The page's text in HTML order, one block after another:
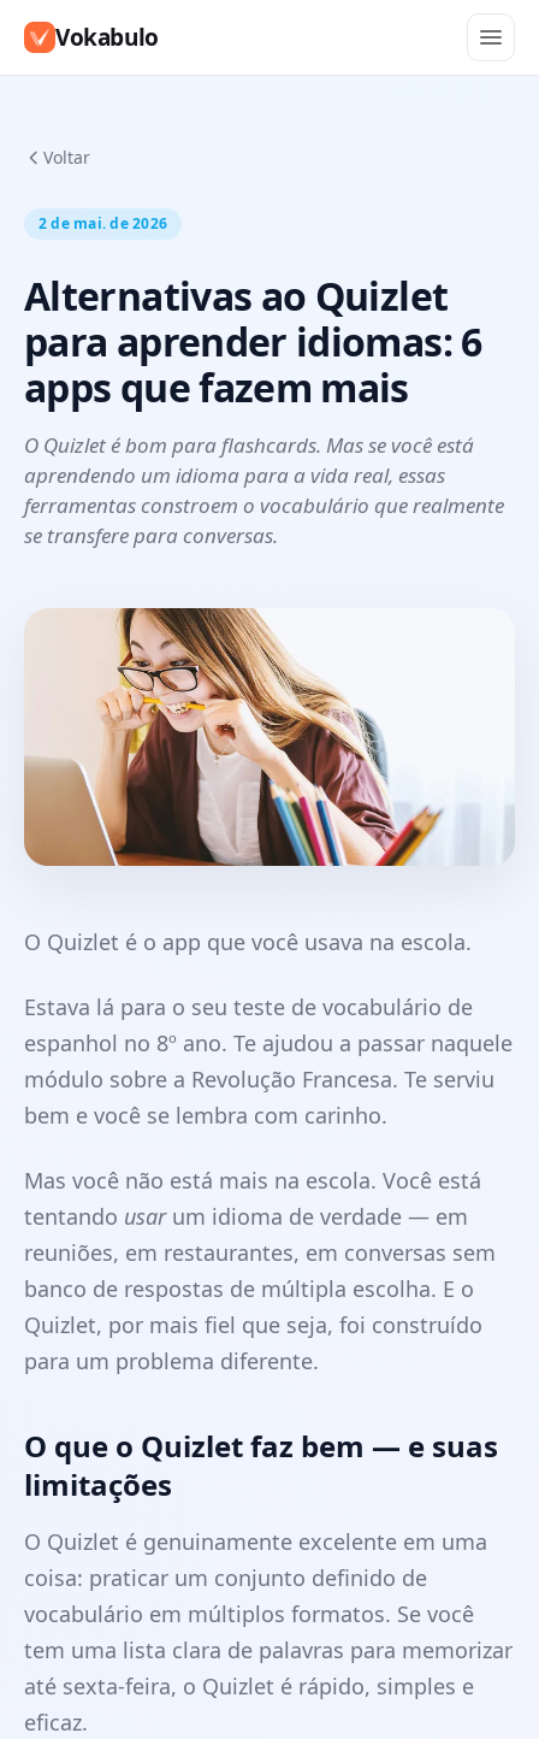
Vokabulo
Voltar
2 de mai. de 2026
Alternativas ao Quizlet
para aprender idiomas: 6
apps que fazem mais
O Quizlet é bom para flashcards. Mas se você está
aprendendo um idioma para a vida real, essas
ferramentas constroem o vocabulário que realmente
se transfere para conversas.
O Quizlet é o app que você usava na escola.
Estava lá para o seu teste de vocabulário de
espanhol no 8º ano. Te ajudou a passar naquele
módulo sobre a Revolução Francesa. Te serviu
bem e você se lembra com carinho.
Mas você não está mais na escola. Você está
tentando usarum idioma de verdade — em
reuniões, em restaurantes, em conversas sem
banco de respostas de múltipla escolha. E o
Quizlet, por mais fiel que seja, foi construído
para um problema diferente.
O que o Quizlet faz bem — e suas
limitações
O Quizlet é genuinamente excelente em uma
coisa: praticar um conjunto definido de
vocabulário em múltiplos formatos. Se você
tem uma lista clara de palavras para memorizar
até sexta-feira, o Quizlet é rápido, simples e
eficaz.